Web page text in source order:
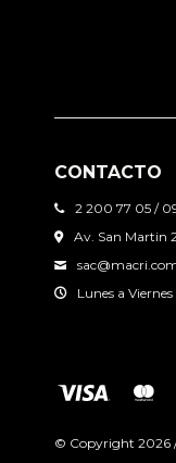
CONTACTO
2 200 77 05 /
Av. San Martin
Lunes a Viernes
© Copyright 2026